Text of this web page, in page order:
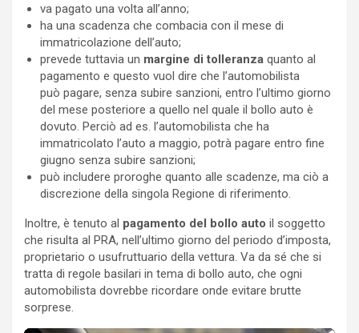
va pagato una volta all’anno;
ha una scadenza che combacia con il mese di
immatricolazione dell’auto;
prevede tuttavia un margine di tolleranza quanto al
pagamento e questo vuol dire che l’automobilista
può pagare, senza subire sanzioni, entro l’ultimo giorno
del mese posteriore a quello nel quale il bollo auto è
dovuto. Perciò ad es. l’automobilista che ha
immatricolato l’auto a maggio, potrà pagare entro fine
giugno senza subire sanzioni;
può includere proroghe quanto alle scadenze, ma ciò a
discrezione della singola Regione di riferimento.
Inoltre, è tenuto al pagamento del bollo auto il soggetto
che risulta al PRA, nell’ultimo giorno del periodo d’imposta,
proprietario o usufruttuario della vettura. Va da sé che si
tratta di regole basilari in tema di bollo auto, che ogni
automobilista dovrebbe ricordare onde evitare brutte
sorprese.